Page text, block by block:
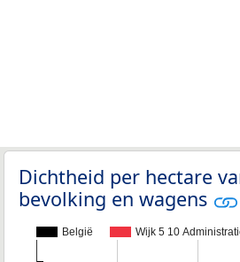
Dichtheid per hectare
bevolking en wagens
België Wijk 5 10